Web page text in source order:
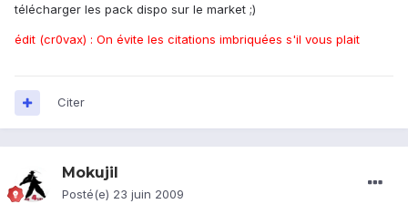
télécharger les pack dispo sur le market ;)
édit (cr0vax) : On évite les citations imbriquées s'il vous plait
Citer
Mokujil
Posté(e) 23 juin 2009